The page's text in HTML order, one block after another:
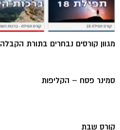
מגוון קורסים נבחרים בתורת
סמינר פסח – הקליפות
קורס שבת